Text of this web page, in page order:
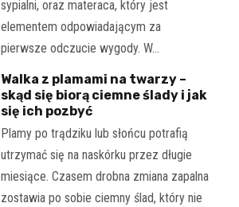
sypialni, oraz materaca, który jest
elementem odpowiadającym za
pierwsze odczucie wygody. W…
Walka z plamami na twarzy –
skąd się biorą ciemne ślady i jak
się ich pozbyć
Plamy po trądziku lub słońcu potrafią
utrzymać się na naskórku przez długie
miesiące. Czasem drobna zmiana zapalna
zostawia po sobie ciemny ślad, który nie